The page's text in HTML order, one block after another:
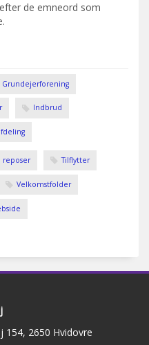
de emneord som
Grundejerforening
Indbrud
reposer Tilflytter
Velkomstfolder
154, 2650 Hvidovre